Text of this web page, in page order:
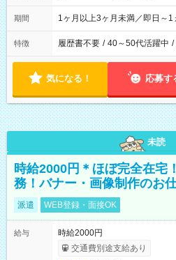
期間 1ヶ月以上3ヶ月未満／即日～1
特徴 履歴書不要 / 40～50代活躍中 /
気になる！ 応募す
未読
時給2000円＊ほぼ完全在宅
務！バナー・画像制作のお
派遣 WEB登録・面接OK
給与
時給2000円
交通費別途支給あり